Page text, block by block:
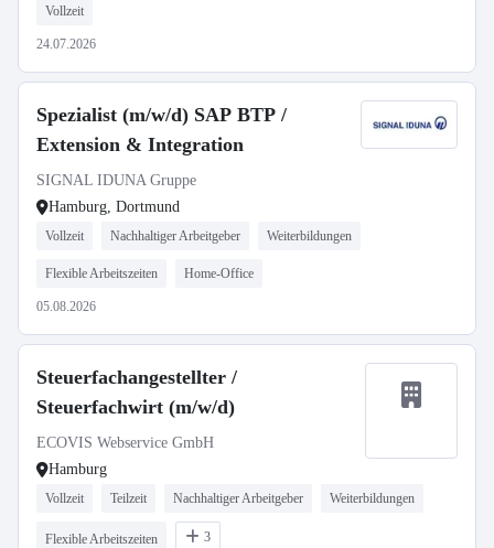
Vollzeit
24.07.2026
Spezialist (m/w/d) SAP BTP /
Extension & Integration
SIGNAL IDUNA Gruppe
Hamburg, Dortmund
Vollzeit Nachhaltiger Arbeitgeber Weiterbildungen
Flexible Arbeitszeiten Home-Office
05.08.2026
Steuerfachangestellter /
Steuerfachwirt (m/w/d)
ECOVIS Webservice GmbH
Hamburg
Vollzeit Teilzeit Nachhaltiger Arbeitgeber Weiterbildungen
Flexible Arbeitszeiten 3